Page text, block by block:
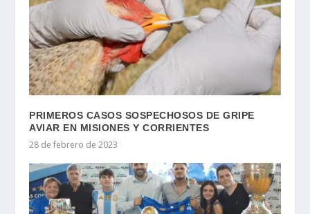
PRIMEROS CASOS SOSPECHOSOS DE GRIPE
AVIAR EN MISIONES Y CORRIENTES
28 de febrero de 2023